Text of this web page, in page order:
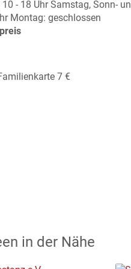
- 18 Uhr Samstag, Sonn-
Montag: geschlossen
7 €
in der Nähe